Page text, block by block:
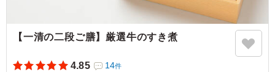
【一清の二段ご膳】厳選牛のすき煮
4.85 14件